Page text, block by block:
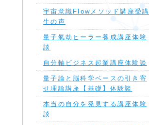
宇宙意識Flowメソッド講座受講
生の声
量子氣劫ヒーラー養成講座体験
談
自分軸ビジネス起業講座体験談
量子論と脳科学ベースの引き寄
せ理論講座【基礎】体験談
本当の自分を発見する講座体験
談